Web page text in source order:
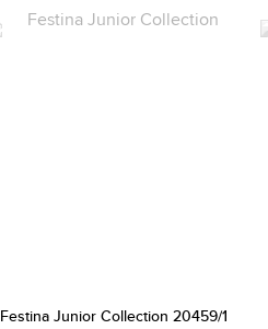
Festina Junior Collection 20459/1